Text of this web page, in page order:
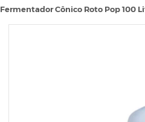
Fermentador Cônico Roto Pop 100